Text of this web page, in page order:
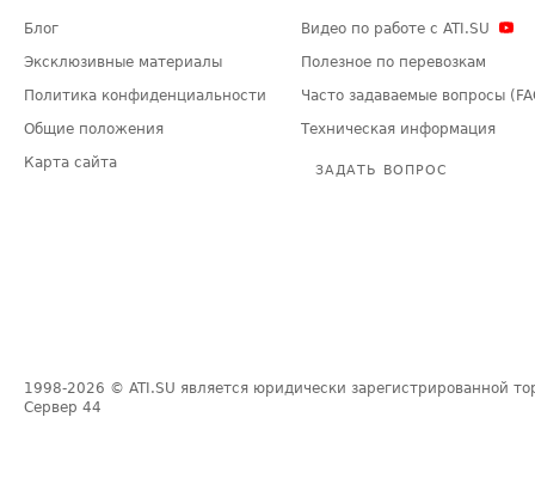
Блог
Эксклюзивные материалы
Политика конфиденциальности
Общие положения
Карта сайта
Видео по работе с ATI.SU
Полезное по перевозкам
Часто задаваемые вопросы
Техническая информация
ЗАДАТЬ ВОПРОС
1998-2026 © ATI.SU является юридически зарегистрированной
Сервер 44